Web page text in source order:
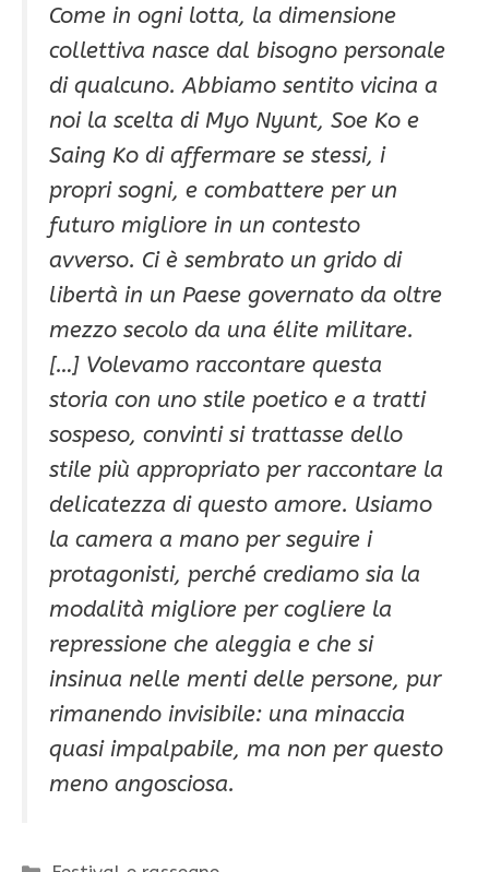
Come in ogni lotta, la dimensione
collettiva nasce dal bisogno personale
di qualcuno. Abbiamo sentito vicina a
noi la scelta di Myo Nyunt, Soe Ko e
Saing Ko di affermare se stessi, i
propri sogni, e combattere per un
futuro migliore in un contesto
avverso. Ci è sembrato un grido di
libertà in un Paese governato da oltre
mezzo secolo da una élite militare.
[…] Volevamo raccontare questa
storia con uno stile poetico e a tratti
sospeso, convinti si trattasse dello
stile più appropriato per raccontare la
delicatezza di questo amore. Usiamo
la camera a mano per seguire i
protagonisti, perché crediamo sia la
modalità migliore per cogliere la
repressione che aleggia e che si
insinua nelle menti delle persone, pur
rimanendo invisibile: una minaccia
quasi impalpabile, ma non per questo
meno angosciosa.